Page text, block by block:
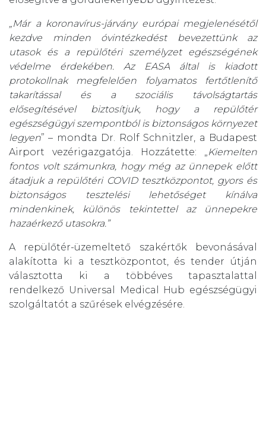
„Már a koronavírus-járvány európai megjelenésétől
kezdve minden óvintézkedést bevezettünk az
utasok és a repülőtéri személyzet egészségének
védelme érdekében. Az EASA által is kiadott
protokollnak megfelelően folyamatos fertőtlenítő
takarítással és a szociális távolságtartás
elősegítésével biztosítjuk, hogy a repülőtér
egészségügyi szempontból is biztonságos környezet
legyen” – mondta Dr. Rolf Schnitzler, a Budapest
Airport vezérigazgatója. Hozzátette: „Kiemelten
fontos volt számunkra, hogy még az ünnepek előtt
átadjuk a repülőtéri COVID tesztközpontot, gyors és
biztonságos tesztelési lehetőséget kínálva
mindenkinek, különös tekintettel az ünnepekre
hazaérkező utasokra.”
A repülőtér-üzemeltető szakértők bevonásával
alakította ki a tesztközpontot, és tender útján
választotta ki a többéves tapasztalattal
rendelkező Universal Medical Hub egészségügyi
szolgáltatót a szűrések elvégzésére.